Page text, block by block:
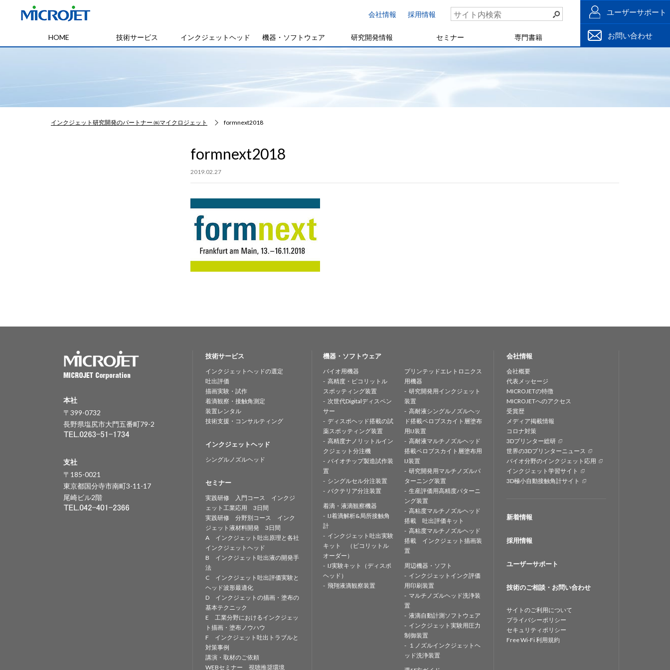
会社情報 採用情報
HOME 技術サービス インクジェットヘッド 機器・ソフトウェア 研究開発情報 セミナー 専門書籍
ユーザーサポート
お問い合わせ
インクジェット研究開発のパートナー ㈱マイクロジェット formnext2018
formnext2018
2019.02.27
本社
〒399-0732
長野県塩尻市大門五番町79-2
支社
〒185-0021
東京都国分寺市南町3-11-17
尾崎ビル2階
技術サービス
インクジェットヘッドの選定
吐出評価
描画実験・試作
着滴観察・接触角測定
装置レンタル
技術支援・コンサルティング
インクジェットヘッド
シングルノズルヘッド
セミナー
実践研修 入門コース インクジ
ェット工業応用 3日間
実践研修 分野別コース インク
ジェット液材料開発 3日間
A インクジェット吐出原理と各社
インクジェットヘッド
B インクジェット吐出液の開発手
法
C インクジェット吐出評価実験と
ヘッド波形最適化
D インクジェットの描画・塗布の
基本テクニック
E 工業分野におけるインクジェッ
ト描画・塗布ノウハウ
F インクジェット吐出トラブルと
対策事例
講演・取材のご依頼
WEBセミナー 視聴推奨環境
機器・ソフトウェア
バイオ用機器
高精度・ピコリットル
スポッティング装置
次世代Digitalディスペン
サー
ディスポヘッド搭載の試
薬スポッティング装置
高精度ナノリットルイン
クジェット分注機
バイオチップ製造試作装
置
シングルセル分注装置
バクテリア分注装置
着滴・液滴観察機器
IJ着滴解析&局所接触角
計
インクジェット吐出実験
キット （ピコリットル
オーダー）
IJ実験キット（ディスポ
ヘッド）
飛翔液滴観察装置
プリンテッドエレトロニクス
用機器
研究開発用インクジェット
装置
高耐液シングルノズルヘッ
ド搭載ペロブスカイト層塗布
用IJ装置
高耐液マルチノズルヘッド
搭載ペロブスカイト層塗布用
IJ装置
研究開発用マルチノズルパ
ターニング装置
生産評価用高精度パターニ
ング装置
高粘度マルチノズルヘッド
搭載 吐出評価キット
高粘度マルチノズルヘッド
搭載 インクジェット描画装
置
周辺機器・ソフト
インクジェットインク評価
用印刷装置
マルチノズルヘッド洗浄装
置
液滴自動計測ソフトウェア
インクジェット実験用圧力
制御装置
１ノズルインクジェットヘ
ッド洗浄装置
会社情報
会社概要
代表メッセージ
MICROJETの特徴
MICROJETへのアクセス
受賞歴
メディア掲載情報
コロナ対策
3Dプリンター総研
世界の3Dプリンターニュース
バイオ分野のインクジェット応用
インクジェット学習サイト
3D極小自動接触角計サイト
新着情報
採用情報
ユーザーサポート
技術のご相談・お問い合わせ
サイトのご利用について
プライバシーポリシー
セキュリティポリシー
Free Wi-Fi 利用規約